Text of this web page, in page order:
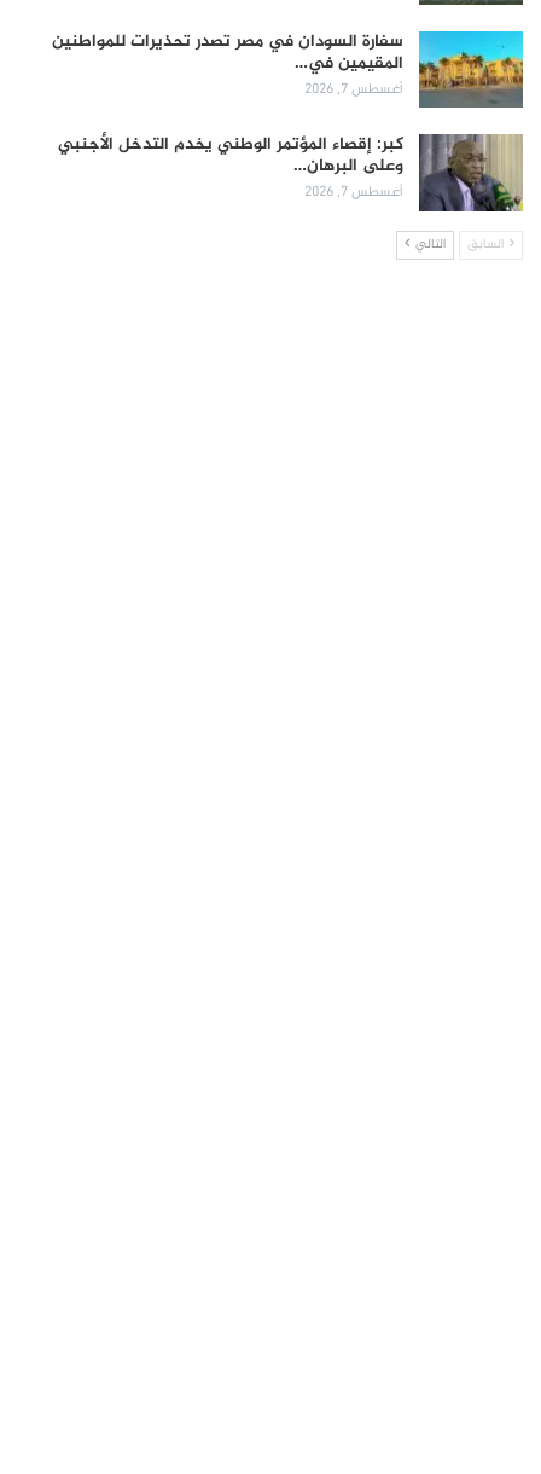
سفارة السودان في مصر تصدر تحذيرات للمواطنين
المقيمين في…
أغسطس 7, 2026
كبر: إقصاء المؤتمر الوطني يخدم التدخل الأجنبي
وعلى البرهان…
أغسطس 7, 2026
السابق التالي